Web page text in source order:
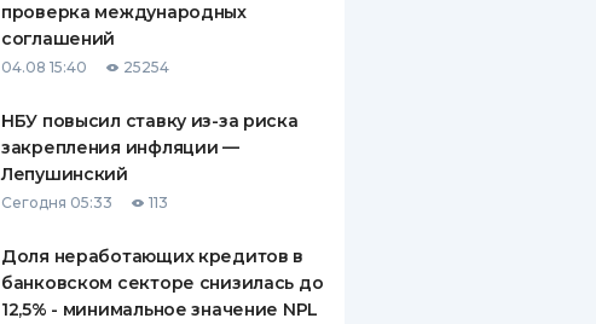
проверка международных
соглашений
04.08 15:40 25254
НБУ повысил ставку из-за риска
закрепления инфляции —
Лепушинский
Сегодня 05:33 113
Доля неработающих кредитов в
банковском секторе снизилась до
12,5% - минимальное значение NPL